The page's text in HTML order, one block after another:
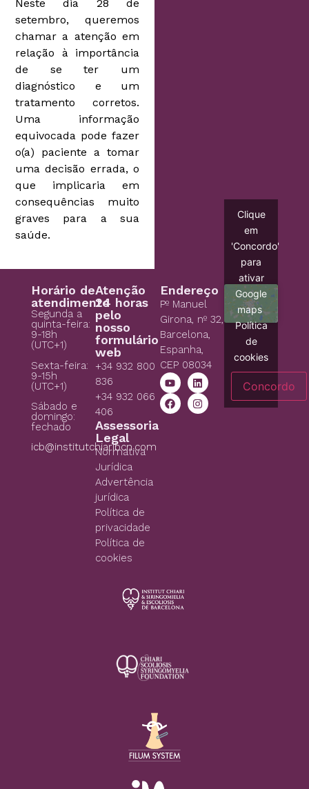
Neste dia 28 de
setembro, queremos
chamar a atenção em
relação à importância
de se ter um
diagnóstico e um
tratamento corretos.
Uma informação
equivocada pode fazer
o(a) paciente a tomar
uma decisão errada, o
que implicaria em
consequências muito
graves para a sua
saúde.
Horário de
atendimento
Segunda a
quinta-feira:
9-18h
(UTC+1)
Sexta-feira:
9-15h
(UTC+1)
Sábado e
domingo:
fechado
icb@institutchiaribcn.com
Atenção
24 horas
pelo
nosso
formulário
web
+34 932 800
836
+34 932 066
406
Assessoria
Legal
Normativa
Jurídica
Advertência
jurídica
Política de
privacidade
Política de
cookies
Endereço
Pº Manuel
Girona, nº 32,
Barcelona,
Espanha,
CEP 08034
Clique
em
'Concordo'
para
ativar
Google
maps
Política
de
cookies
Concordo